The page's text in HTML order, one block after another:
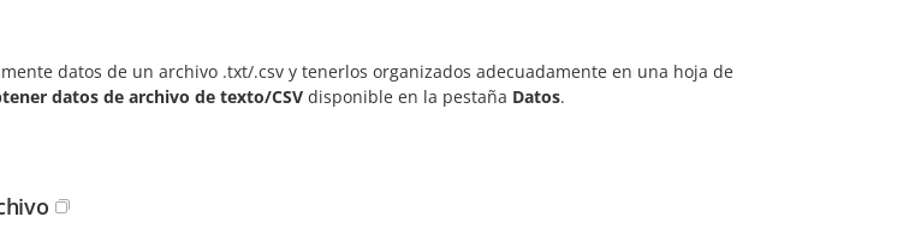
datos de un archivo .txt/.csv y tenerlos organizados adecuadamente en una hoja de
datos de archivo de texto/CSV disponible en la pestaña Datos.